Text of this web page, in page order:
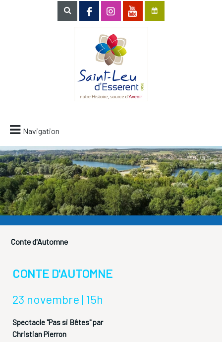
Navigation
Conte d'Automne
CONTE D'AUTOMNE
23 novembre | 15h
Spectacle "Pas si Bêtes" par
Christian Pierron